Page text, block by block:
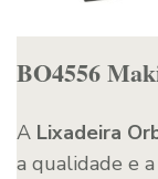
BO4556
A Lixadeira
a qualidade e